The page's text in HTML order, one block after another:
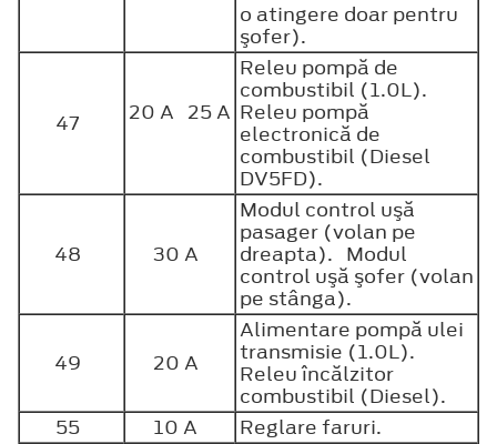
o atingere doar pentru
şofer).
47 20 A 25 A
Releu pompă de
combustibil (1.0L).
Releu pompă
electronică de
combustibil (Diesel
DV5FD).
48 30 A
Modul control uşă
pasager (volan pe
dreapta). Modul
control uşă şofer (volan
pe stânga).
49 20 A
Alimentare pompă ulei
transmisie (1.0L).
Releu încălzitor
combustibil (Diesel).
55
10 A Reglare faruri.